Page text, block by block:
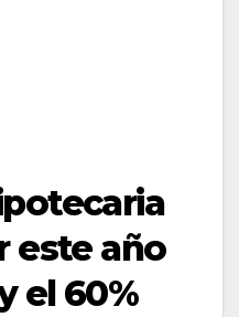
este año
el 60%